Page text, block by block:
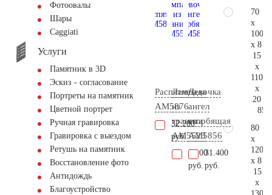
Фотоовалы
Шары
Сaggiati
Услуги
Памятник в 3D
Эскиз - согласование
Портреты на памятник
Цветной портрет
Ручная гравировка
Гравировка с выездом
Ретушь на памятник
Восстановление фото
Антидождь
Благоустройство
Распятие
AM5876
32.200
руб.
Лампада
из
гранита
AM5523
9.100
руб.
Девочка
ангел
скорбящая
AM5856
31.400
руб.
70
x
100
x 8
15
x
110
x
20
80
x
120
x 8
15
x